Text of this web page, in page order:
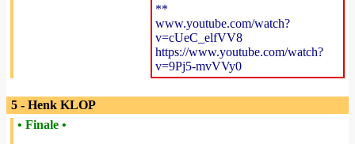
**
www.youtube.com/watch?
v=cUeC_elfVV8
https://www.youtube.com/watch?
v=9Pj5-mvVVy0
5 - Henk KLOP
• Finale •